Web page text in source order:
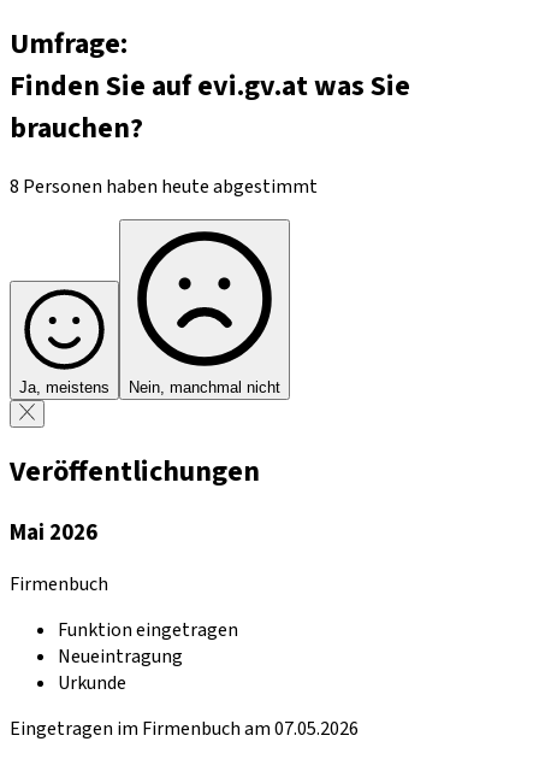
Umfrage:
Finden Sie auf evi.gv.at was Sie
brauchen?
8 Personen haben heute abgestimmt
Ja, meistens Nein, manchmal nicht
Veröffentlichungen
Mai 2026
Firmenbuch
Funktion eingetragen
Neueintragung
Urkunde
Eingetragen im Firmenbuch am 07.05.2026